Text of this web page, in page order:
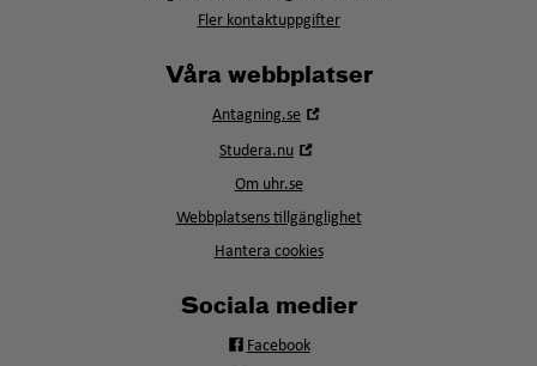
Fler kontaktuppgifter
Våra webbplatser
Antagning.se
Studera.nu
fönster
Om uhr.se
Webbplatsens tillgänglighet
Hantera cookies
Sociala medier
Facebook